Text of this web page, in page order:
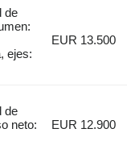
de
ejes:
EUR 13.500
de
neto:
EUR 12.900